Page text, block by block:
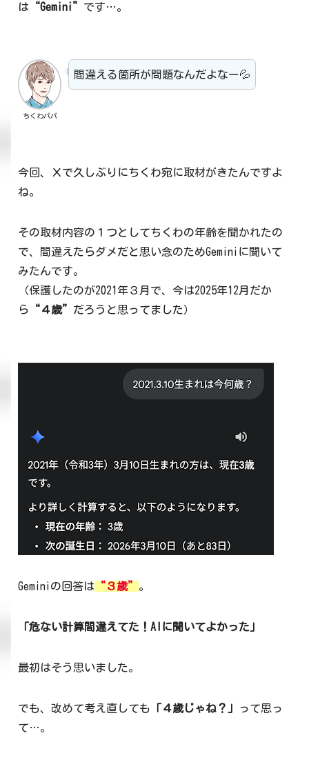
は “Gemini” です…。
ちくわパパ
間違える箇所が問題なんだよなー💦
今回、Ｘで久しぶりにちくわ宛に取材がきたんですよ
ね。
その取材内容の１つとしてちくわの年齢を聞かれたの
で、間違えたらダメだと思い念のためGeminiに聞いて
みたんです。
（保護したのが2021年３月で、今は2025年12月だか
ら “４歳” だろうと思ってました）
Geminiの回答は “３歳” 。
「危ない計算間違えてた！AIに聞いてよかった」
最初はそう思いました。
でも、改めて考え直しても 「４歳じゃね？」
って思っ
て…。